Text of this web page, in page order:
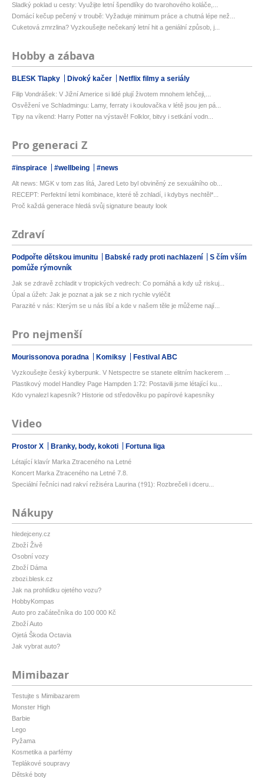
Sladký poklad u cesty: Využijte letní špendlíky do tvarohového koláče,...
Domácí kečup pečený v troubě: Vyžaduje minimum práce a chutná lépe než...
Cuketová zmrzlina? Vyzkoušejte nečekaný letní hit a geniální způsob, j...
Hobby a zábava
BLESK Tlapky Divoký kačer Netflix filmy a seriály
Filip Vondrášek: V Jižní Americe si lidé plují životem mnohem lehčeji,...
Osvěžení ve Schladmingu: Lamy, ferraty i koulovačka v létě jsou jen pá...
Tipy na víkend: Harry Potter na výstavě! Folklor, bitvy i setkání vodn...
Pro generaci Z
#inspirace #wellbeing #news
Alt news: MGK v tom zas lítá, Jared Leto byl obviněný ze sexuálního ob...
RECEPT: Perfektní letní kombinace, které tě zchladí, i kdybys nechtěl*...
Proč každá generace hledá svůj signature beauty look
Zdraví
Podpořte dětskou imunitu Babské rady proti nachlazení
S čím vším
pomůže rýmovník
Jak se zdravě zchladit v tropických vedrech: Co pomáhá a kdy už riskuj...
Úpal a úžeh: Jak je poznat a jak se z nich rychle vyléčit
Parazité v nás: Kterým se u nás líbí a kde v našem těle je můžeme nají...
Pro nejmenší
Mourissonova poradna Komiksy Festival ABC
Vyzkoušejte český kyberpunk. V Netspectre se stanete elitním hackerem ...
Plastikový model Handley Page Hampden 1:72: Postavili jsme létající ku...
Kdo vynalezl kapesník? Historie od středověku po papírové kapesníky
Video
Prostor X Branky, body, kokoti Fortuna liga
Létající klavír Marka Ztraceného na Letné
Koncert Marka Ztraceného na Letné 7.8.
Speciální řečníci nad rakví režiséra Laurina (†91): Rozbrečeli i dceru...
Nákupy
hledejceny.cz
Zboží Živě
Osobní vozy
Zboží Dáma
zbozi.blesk.cz
Jak na prohlídku ojetého vozu?
HobbyKompas
Auto pro začátečníka do 100 000 Kč
Zboží Auto
Ojetá Škoda Octavia
Jak vybrat auto?
Mimibazar
Testujte s Mimibazarem
Monster High
Barbie
Lego
Pyžama
Kosmetika a parfémy
Teplákové soupravy
Dětské boty